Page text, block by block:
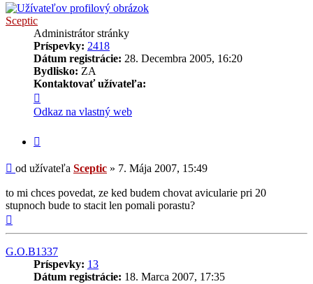
Sceptic
Administrátor stránky
Príspevky: 2418
Dátum registrácie: 28. Decembra 2005, 16:20
Bydlisko: ZA
Kontaktovať užívateľa:
informácie
užívateľa
Sceptic
Odkaz na vlastný web
Príspevok
od užívateľa Sceptic » 7. Mája 2007, 15:49
to mi chces povedat, ze ked budem chovat avicularie pri 20
stupnoch bude to stacit len pomali porastu?
G.O.B1337
Príspevky: 13
Dátum registrácie: 18. Marca 2007, 17:35